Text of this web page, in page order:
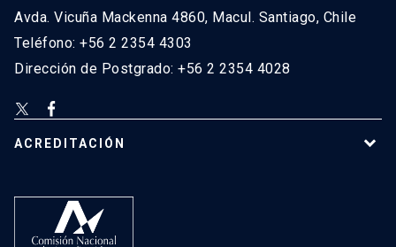
Avda. Vicuña Mackenna 4860, Macul. Santiago, Chile
Teléfono: +56 2 2354 4303
Dirección de Postgrado: +56 2 2354 4028
ACREDITACIÓN